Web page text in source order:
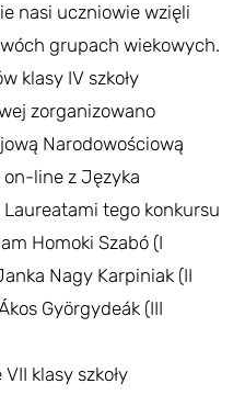
nasi uczniowie wzięli
grupach wiekowych.
klasy IV szkoły
zorganizowano
Narodowościową
on-line z Języka
Laureatami tego konkursu
Homoki Szabó (I
Nagy Karpiniak (II
Györgydeák (III
klasy szkoły